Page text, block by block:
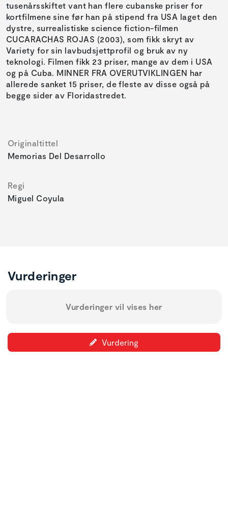
tusenårsskiftet vant han flere cubanske priser for
kortfilmene sine før han på stipend fra USA laget den
dystre, surrealistiske science fiction-filmen
CUCARACHAS ROJAS (2003), som fikk skryt av
Variety for sin lavbudsjettprofil og bruk av ny
teknologi. Filmen fikk 23 priser, mange av dem i USA
og på Cuba. MINNER FRA OVERUTVIKLINGEN har
allerede sanket 15 priser, de fleste av disse også på
begge sider av Floridastredet.
Originaltittel
Memorias Del Desarrollo
Regi
Miguel Coyula
Vurderinger
Vurderinger vil vises her
Vurdering